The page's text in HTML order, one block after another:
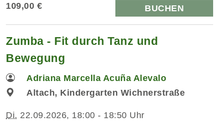
109,00 € BUCHEN
Zumba - Fit durch Tanz und
Bewegung
Adriana Marcella Acuña Alevalo
Altach, Kindergarten Wichnerstraße
Di. 22.09.2026, 18:00 - 18:50 Uhr